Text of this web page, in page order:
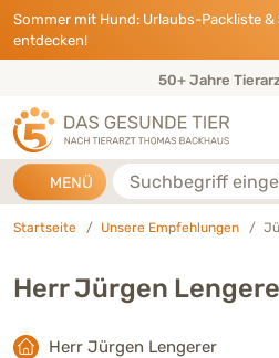
Direkt zu:
INHALT
HAUPTMENÜ
FOOTER
Sommer mit Hund: Urlaubs-Packliste
entdecken!
50+ Jahre
MENÜ Suche
Startseite Unsere Empfehlungen
Herr Jürgen
Herr Jürgen Lengerer